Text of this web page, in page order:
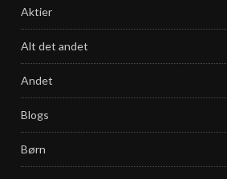
Aktier
Alt det andet
Andet
Blogs
Børn